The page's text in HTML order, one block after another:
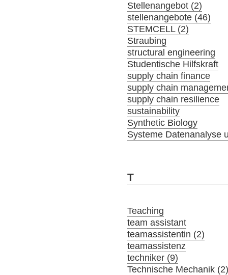
Stellenangebot (2)
stellenangebote (46)
STEMCELL (2)
Straubing
structural engineering
Studentische Hilfskraft
supply chain finance
supply chain
supply chain resilience
sustainability
Synthetic Biology
Systeme Datenanalyse
T
Teaching
team assistant
teamassistentin (2)
teamassistenz
techniker (9)
Technische Mechanik